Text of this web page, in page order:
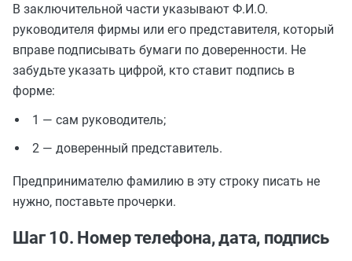
В заключительной части указывают Ф.И.О.
руководителя фирмы или его представителя, который
вправе подписывать бумаги по доверенности. Не
забудьте указать цифрой, кто ставит подпись в
форме:
1 — сам руководитель;
2 — доверенный представитель.
Предпринимателю фамилию в эту строку писать не
нужно, поставьте прочерки.
Шаг 10. Номер телефона, дата, подпись